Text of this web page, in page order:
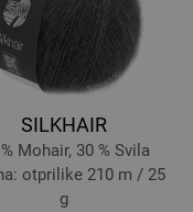
SILKHAIR
Mohair, 30 % Svila
otprilike 210 m / 25
g